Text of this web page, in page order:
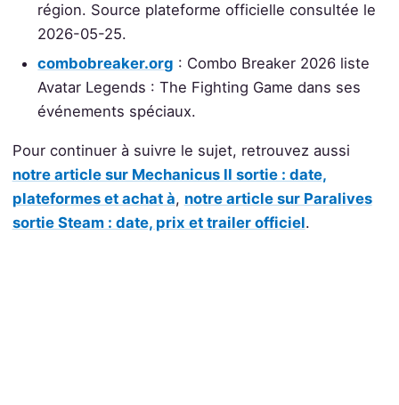
région. Source plateforme officielle consultée le
2026-05-25.
combobreaker.org : Combo Breaker 2026 liste
Avatar Legends : The Fighting Game dans ses
événements spéciaux.
Pour continuer à suivre le sujet, retrouvez aussi
notre article sur Mechanicus II sortie : date,
plateformes et achat à, notre article sur Paralives
sortie Steam : date, prix et trailer officiel.